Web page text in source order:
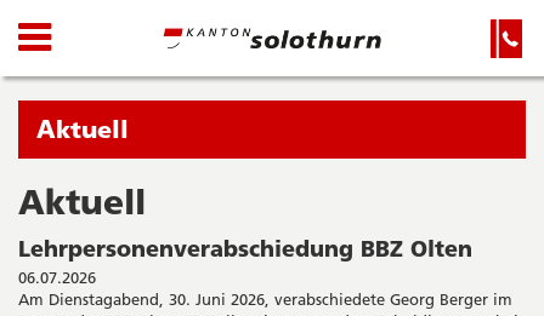
Kanton
Solothurn
Wichtige
Seiten
Startseite
Hauptnavigation
Inhalt
Sitemap
Suche
Navigation
und
Suche
Navigation
Sie
befinden
sich
in:
Aktuell
Aktuell
Lehrpersonenverabschiedung BBZ Olten
06.07.2026
Am Dienstagabend, 30. Juni 2026, verabschiedete Georg Berger im